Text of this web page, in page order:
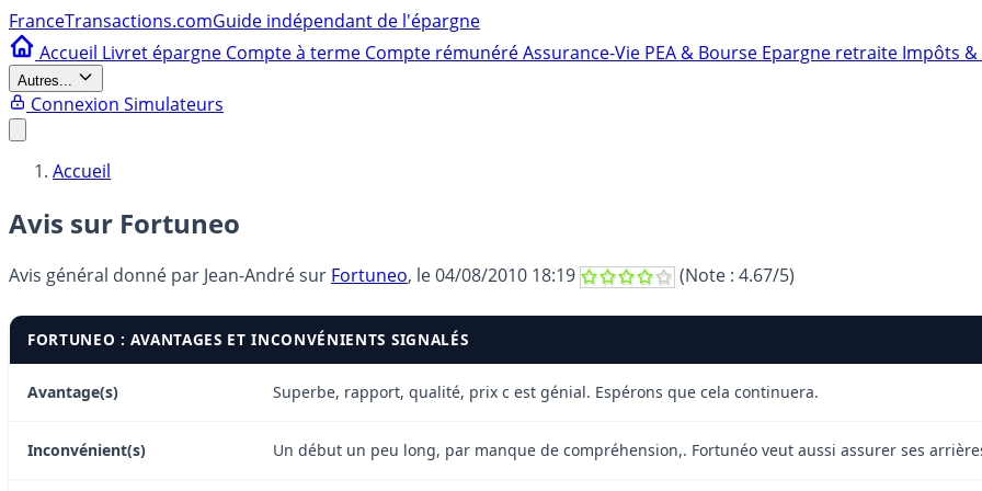
FranceTransactions.comGuide indépendant de l'épargne
Accueil Livret épargne Compte à terme Compte rémunéréAssurance-Vie PEA & Bourse Epargne retraite Impôts &
Autres...
Connexion Simulateurs
Accueil
Avis sur Fortuneo
Avis général donné par Jean-Andrésur Fortuneo, le04/08/2010 18:19 (Note : 4.67/5)
FORTUNEO : AVANTAGES ET INCONVÉNIENTS SIGNALÉS
Avantage(s) Superbe, rapport, qualité, prix c est génial. Espérons que cela continuera.
Inconvénient(s) Un début un peu long, par manque de compréhension,. Fortunéo veut aussi assurer ses